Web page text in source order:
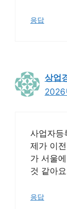
응답
상업
2026
사업자등
제가 이
가 서울
것 같아
응답